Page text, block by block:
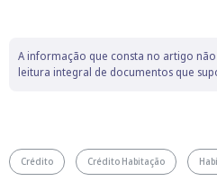
A informação que consta no artigo
leitura integral de documentos que
Crédito Crédito Habitação